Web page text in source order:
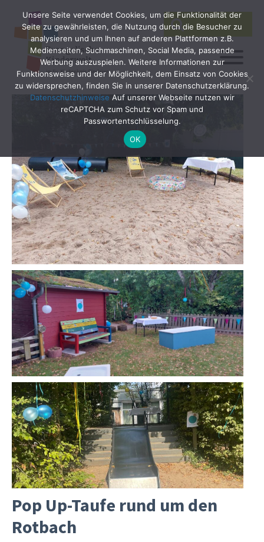
Search
for:
SEARCH
Pop Up-Taufe rund um den
Rotbach
Unsere Seite verwendet Cookies, um die Funktionalität der
Seite zu gewährleisten, die Nutzung durch die Besucher zu
analysieren und um Ihnen auf anderen Plattformen z.B.
Medienseiten, Suchmaschinen, Social Media, passende
Werbung auszuspielen. Weitere Informationen zur
Funktionsweise und der Möglichkeit, dem Einsatz von Cookies
zu widersprechen, finden Sie in unserer Datenschutzerklärung.
Datenschutzhinweise Auf unserer Webseite nutzen wir
reCAPTCHA zum Schutz vor Spam und
Passwortentschlüsselung.
OK